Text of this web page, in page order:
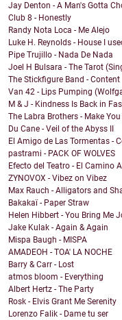
Jay Denton - A Man's Gotta
Club 8 - Honestly
Randy Nota Loca - Me Alejo
Luke H. Reynolds - House I
Pipe Trujillo - Nada De Nada
Joel H Bulsara - The Tarot
The Stickfigure Band - Content
Van 42 - Lips Pumping
M & J - Kindness Is Back in
The Labra Brothers - Make
Du Cane - Veil of the Abyss II
El Amigo de Las Tormentas -
pastrami - PACK OF WOLVES
Efecto del Teatro - El Camino
ZYNOVOX - Vibez on Vibez
Max Rauch - Alligators and
Bakakaï - Paper Straw
Helen Hibbert - You Bring Me
Jake Kulak - Again & Again
Mispa Baugh - MISPA
AMADEOH - TOA' LA NOCHE
Barry & Carr - Lost
atmos bloom - Everything
Albert Hertz - The Party
Rosk - Elvis Grant Me Serenity
Lorenzo Falik - Dame tu ser